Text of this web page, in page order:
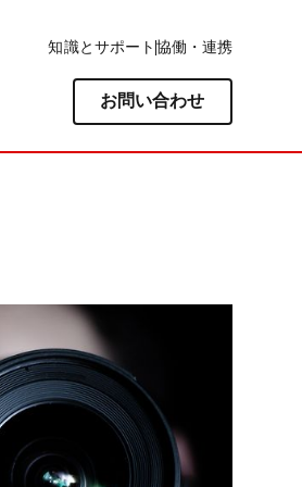
知識とサポート 協働・連携
お問い合わせ